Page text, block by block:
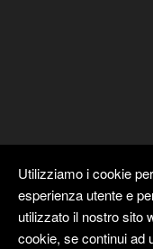
Utilizziamo i cookie
esperienza utente e
utilizzato il nostro sito
cookie, se continui ad